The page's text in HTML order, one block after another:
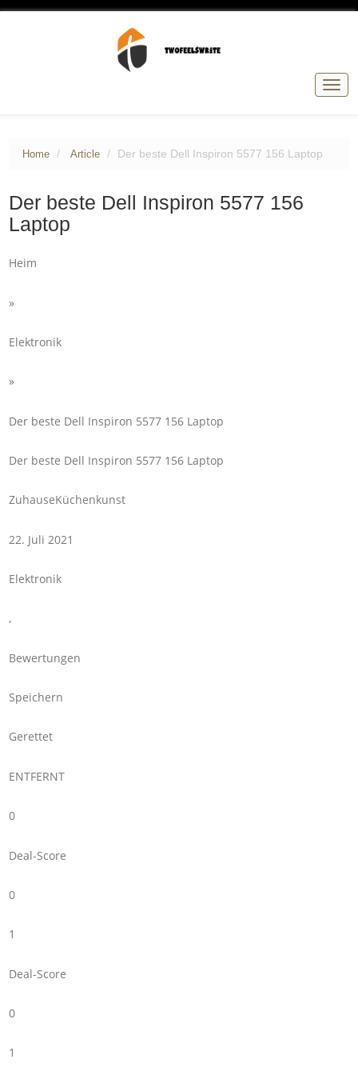
Home Article Der beste Dell Inspiron 5577 156 Laptop
Der beste Dell Inspiron 5577 156
Laptop
Heim
»
Elektronik
»
Der beste Dell Inspiron 5577 156 Laptop
Der beste Dell Inspiron 5577 156 Laptop
ZuhauseKüchenkunst
22. Juli 2021
Elektronik
,
Bewertungen
Speichern
Gerettet
ENTFERNT
0
Deal-Score
0
1
Deal-Score
0
1